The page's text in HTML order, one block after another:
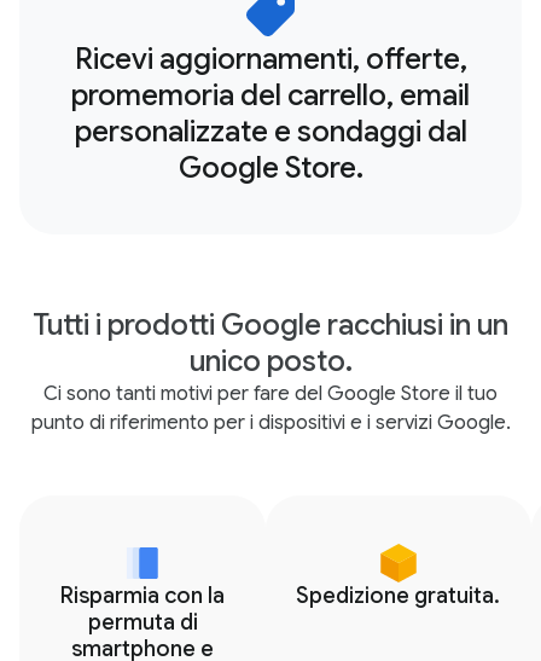
Ricevi aggiornamenti, offerte,
promemoria del carrello, email
personalizzate e sondaggi dal
Google Store.
Tutti i prodotti Google racchiusi in un
unico posto.
Ci sono tanti motivi per fare del Google Store il tuo
punto di riferimento per i dispositivi e i servizi Google.
Risparmia con la
permuta di
smartphone e
Spedizione gratuita.